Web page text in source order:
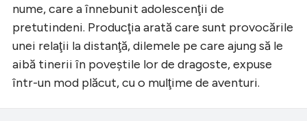
nume, care a înnebunit adolescenţii de
pretutindeni. Producţia arată care sunt provocările
unei relaţii la distanţă, dilemele pe care ajung să le
aibă tinerii în poveştile lor de dragoste, expuse
într-un mod plăcut, cu o mulţime de aventuri.